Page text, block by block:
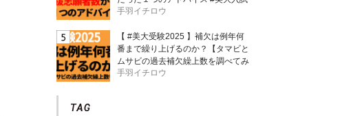
手羽イチロウ
【 #美大受験2025 】補欠は例年何
番まで繰り上げるのか？【タマビと
ムサビの過去補欠繰上数を調べてみ
た】
手羽イチロウ